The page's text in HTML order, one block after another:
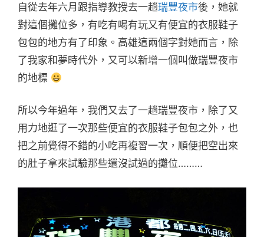
自從去年六月跟指導教授去一趟瑞豐夜市後，她就
對這個攤位多，有吃有喝有玩又有便宜的衣服鞋子
包包的地方有了印象。高雄這兩個字對她而言，除
了我家和夢時代外，又可以新增一個叫做瑞豐夜市
的地標
所以今年過年，我們又去了一趟瑞豐夜市，除了又
用力地逛了一次那些便宜的衣服鞋子包包之外，也
把之前覺得不錯的小吃再複習一次，順便把空出來
的肚子拿來試驗那些還沒試過的攤位………